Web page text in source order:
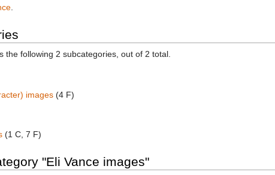
.
the following 2 subcategories, out of 2 total.
images‎ (4 F)
‎ (1 C, 7 F)
"Eli Vance images"